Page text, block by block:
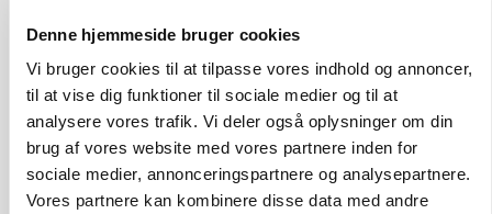
Denne hjemmeside bruger cookies
Vi bruger cookies til at tilpasse vores indhold og annoncer,
til at vise dig funktioner til sociale medier og til at
analysere vores trafik. Vi deler også oplysninger om din
brug af vores website med vores partnere inden for
sociale medier, annonceringspartnere og analysepartnere.
Vores partnere kan kombinere disse data med andre
6392, Bolderslev
Leder til klimastald
Klimastald